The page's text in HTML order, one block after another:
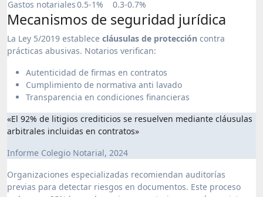
Gastos notariales0.5-1% 0.3-0.7%
Mecanismos de seguridad jurídica
La Ley 5/2019 establece cláusulas de protección contra
prácticas abusivas. Notarios verifican:
Autenticidad de firmas en contratos
Cumplimiento de normativa anti lavado
Transparencia en condiciones financieras
«El 92% de litigios crediticios se resuelven mediante cláusulas
arbitrales incluidas en contratos»
Informe Colegio Notarial, 2024
Organizaciones especializadas recomiendan auditorías
previas para detectar riesgos en documentos. Este proceso